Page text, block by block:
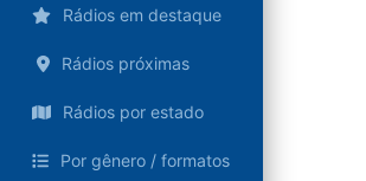
Rádios em destaque
Rádios próximas
Rádios por estado
Por gênero / formatos